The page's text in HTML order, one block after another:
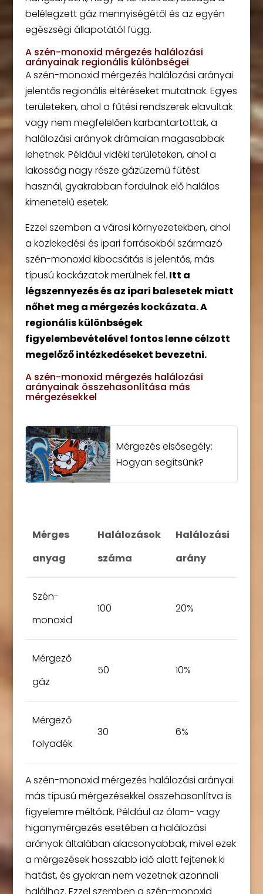
belélegzett gáz mennyiségétől és az egyén
egészségi állapotától függ.
A szén-monoxid mérgezés halálozási
arányainak regionális különbségei
A szén-monoxid mérgezés halálozási arányai
jelentős regionális eltéréseket mutatnak. Egyes
területeken, ahol a fűtési rendszerek elavultak
vagy nem megfelelően karbantartottak, a
halálozási arányok drámaian magasabbak
lehetnek. Például vidéki területeken, ahol a
lakosság nagy része gázüzemű fűtést
használ, gyakrabban fordulnak elő halálos
kimenetelű esetek.
Ezzel szemben a városi környezetekben, ahol
a közlekedési és ipari forrásokból származó
szén-monoxid kibocsátás is jelentős, más
típusú kockázatok merülnek fel. Itt a
légszennyezés és az ipari balesetek miatt
nőhet meg a mérgezés kockázata.A
regionális különbségek
figyelembevételével fontos lenne célzott
megelőző intézkedéseket bevezetni.
A szén-monoxid mérgezés halálozási
arányainak összehasonlítása más
mérgezésekkel
Mérgezés elsősegély:
Hogyan segítsünk?
Mérges
anyag
Halálozások
száma
Halálozási
arány
Szén-
monoxid
100 20%
Mérgező
gáz
50 10%
Mérgező
folyadék
30 6%
A szén-monoxid mérgezés halálozási arányai
más típusú mérgezésekkel összehasonlítva is
figyelemre méltóak. Például az ólom- vagy
higanymérgezés esetében a halálozási
arányok általában alacsonyabbak, mivel ezek
a mérgezések hosszabb idő alatt fejtenek ki
hatást, és gyakran nem vezetnek azonnali